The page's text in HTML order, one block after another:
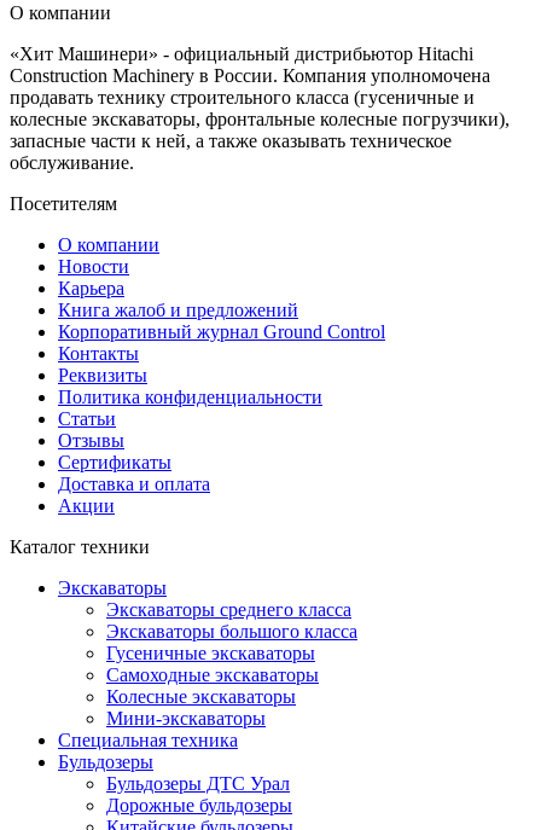
О компании
«Хит Машинери» - официальный дистрибьютор Hitachi
Construction Machinery в России. Компания уполномочена
продавать технику строительного класса (гусеничные и
колесные экскаваторы, фронтальные колесные погрузчики),
запасные части к ней, а также оказывать техническое
обслуживание.
Посетителям
О компании
Новости
Карьера
Книга жалоб и предложений
Корпоративный журнал Ground Control
Контакты
Реквизиты
Политика конфиденциальности
Статьи
Отзывы
Сертификаты
Доставка и оплата
Акции
Каталог техники
Экскаваторы
Экскаваторы среднего класса
Экскаваторы большого класса
Гусеничные экскаваторы
Самоходные экскаваторы
Колесные экскаваторы
Мини-экскаваторы
Специальная техника
Бульдозеры
Бульдозеры ДТС Урал
Дорожные бульдозеры